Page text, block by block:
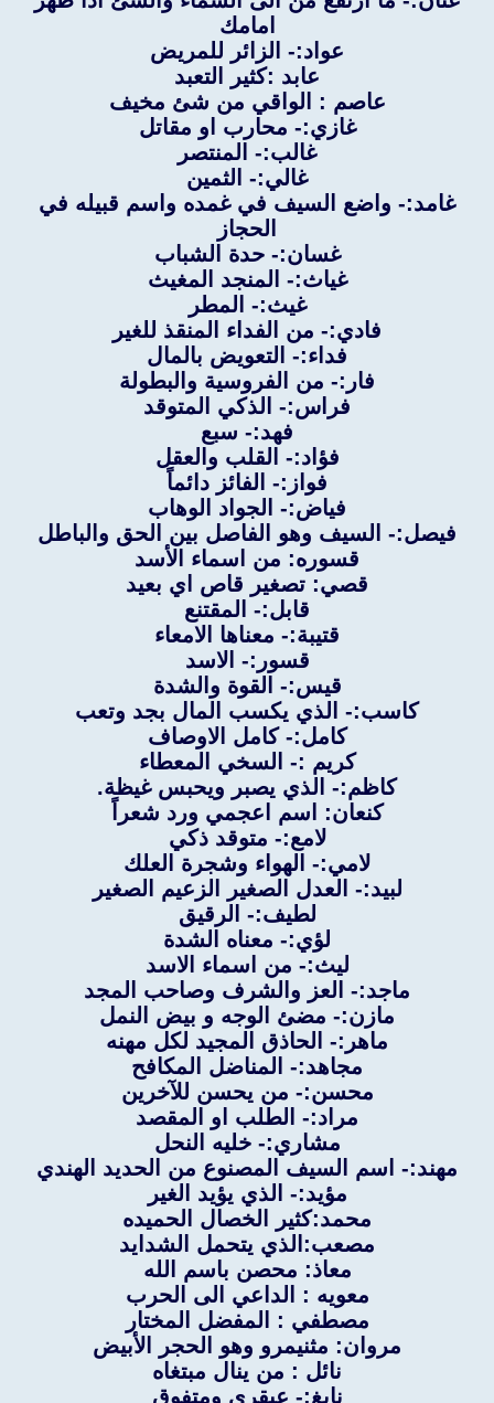
امامك
عواد:- الزائر للمريض
عابد :كثير التعبد
عاصم : الواقي من شئ مخيف
غازي:- محارب او مقاتل
غالب:- المنتصر
غالي:- الثمين
غامد:- واضع السيف في غمده واسم قبيله في
الحجاز
غسان:- حدة الشباب
غياث:- المنجد المغيث
غيث:- المطر
فادي:- من الفداء المنقذ للغير
فداء:- التعويض بالمال
فار:- من الفروسية والبطولة
فراس:- الذكي المتوقد
فهد:- سبع
فؤاد:- القلب والعقل
فواز:- الفائز دائماً
فياض:- الجواد الوهاب
فيصل:- السيف وهو الفاصل بين الحق والباطل
قسوره: من اسماء الأسد
قصي: تصغير قاص اي بعيد
قابل:- المقتنع
قتيبة:- معناها الامعاء
قسور:- الاسد
قيس:- القوة والشدة
كاسب:- الذي يكسب المال بجد وتعب
كامل:- كامل الاوصاف
كريم :- السخي المعطاء
كاظم:- الذي يصبر ويحبس غيظة.
كنعان: اسم اعجمي ورد شعراً
لامع:- متوقد ذكي
لامي:- الهواء وشجرة العلك
لبيد:- العدل الصغير الزعيم الصغير
لطيف:- الرقيق
لؤي:- معناه الشدة
ليث:- من اسماء الاسد
ماجد:- العز والشرف وصاحب المجد
مازن:- مضئ الوجه و بيض النمل
ماهر:- الحاذق المجيد لكل مهنه
مجاهد:- المناضل المكافح
محسن:- من يحسن للآخرين
مراد:- الطلب او المقصد
مشاري:- خليه النحل
مهند:- اسم السيف المصنوع من الحديد الهندي
مؤيد:- الذي يؤيد الغير
محمد:كثير الخصال الحميده
مصعب:الذي يتحمل الشدايد
معاذ: محصن باسم الله
معويه : الداعي الى الحرب
مصطفي : المفضل المختار
مروان: مثنيمرو وهو الحجر الأبيض
نائل : من ينال مبتغاه
نابغ:- عبقري ومتفوق